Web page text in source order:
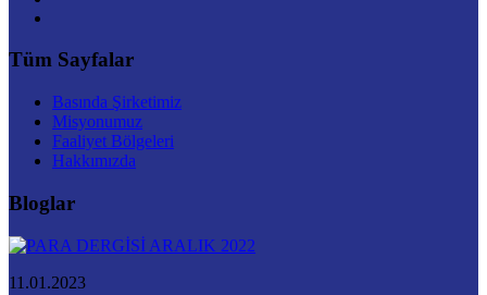
Tüm Sayfalar
Basında Şirketimiz
Misyonumuz
Faaliyet Bölgeleri
Hakkımızda
Bloglar
11.01.2023